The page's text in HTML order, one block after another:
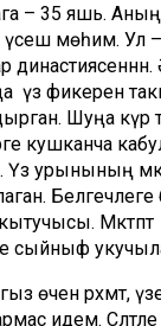
– 35 яшь.
үсеш мөһим. Ул –
династиясеннән.
үз фикерен
Шуңа
кушканча
урынының
сыйныф
өчен рәхмәт,
идем.